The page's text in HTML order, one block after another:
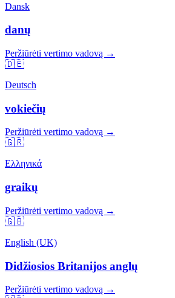
Dansk
danų
Peržiūrėti vertimo vadovą →
🇩🇪
Deutsch
vokiečių
Peržiūrėti vertimo vadovą →
🇬🇷
Ελληνικά
graikų
Peržiūrėti vertimo vadovą →
🇬🇧
English (UK)
Didžiosios Britanijos anglų
Peržiūrėti vertimo vadovą →